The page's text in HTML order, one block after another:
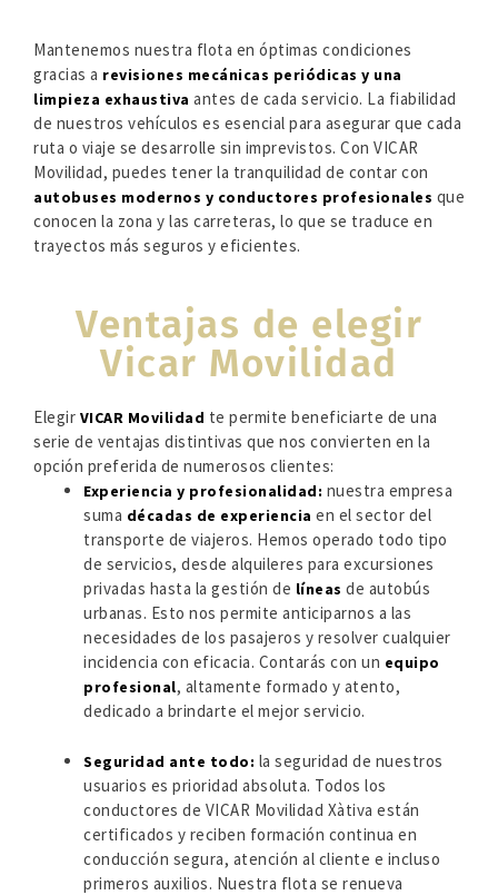
Mantenemos nuestra flota en óptimas condiciones
gracias a revisiones mecánicas periódicas y una
limpieza exhaustiva antes de cada servicio. La fiabilidad
de nuestros vehículos es esencial para asegurar que cada
ruta o viaje se desarrolle sin imprevistos. Con VICAR
Movilidad, puedes tener la tranquilidad de contar con
autobuses modernos y conductores profesionales que
conocen la zona y las carreteras, lo que se traduce en
trayectos más seguros y eficientes.
Ventajas de elegir
Vicar Movilidad
Elegir VICAR Movilidad te permite beneficiarte de una
serie de ventajas distintivas que nos convierten en la
opción preferida de numerosos clientes:
Experiencia y profesionalidad: nuestra empresa
suma décadas de experiencia en el sector del
transporte de viajeros. Hemos operado todo tipo
de servicios, desde alquileres para excursiones
privadas hasta la gestión de líneas de autobús
urbanas. Esto nos permite anticiparnos a las
necesidades de los pasajeros y resolver cualquier
incidencia con eficacia. Contarás con un equipo
profesional, altamente formado y atento,
dedicado a brindarte el mejor servicio.
Seguridad ante todo: la seguridad de nuestros
usuarios es prioridad absoluta. Todos los
conductores de VICAR Movilidad Xàtiva están
certificados y reciben formación continua en
conducción segura, atención al cliente e incluso
primeros auxilios. Nuestra flota se renueva